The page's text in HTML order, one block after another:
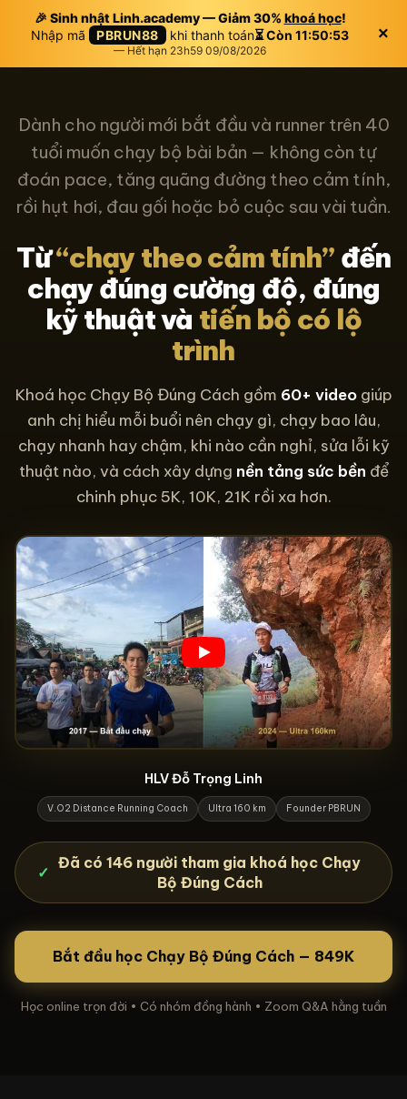
🎉 Sinh nhật Linh.academy — Giảm 30% khoá học!
Nhập mã PBRUN88 khi thanh toán⏳ Còn 11:50:52
— Hết hạn 23h59 09/08/2026
×
Dành cho người mới bắt đầu và runner trên 40
tuổi muốn chạy bộ bài bản — không còn tự
đoán pace, tăng quãng đường theo cảm tính,
rồi hụt hơi, đau gối hoặc bỏ cuộc sau vài tuần.
Từ“chạy theo cảm tính” đến
chạy đúng cường độ, đúng
kỹ thuật và tiến bộ có lộ
trình
Khoá học Chạy Bộ Đúng Cách gồm 60+ videogiúp
anh chị hiểu mỗi buổi nên chạy gì, chạy bao lâu,
chạy nhanh hay chậm, khi nào cần nghỉ, sửa lỗi kỹ
thuật nào, và cách xây dựng nền tảng sức bền để
chinh phục 5K, 10K, 21K rồi xa hơn.
HLV Đỗ Trọng Linh
V.O2 Distance Running Coach Ultra 160 km Founder PBRUN
✓
Đã có 146 người tham gia khoá học Chạy
Bộ Đúng Cách
Bắt đầu học Chạy Bộ Đúng Cách — 849K
Học online trọn đời • Có nhóm đồng hành • Zoom Q&A hằng tuần